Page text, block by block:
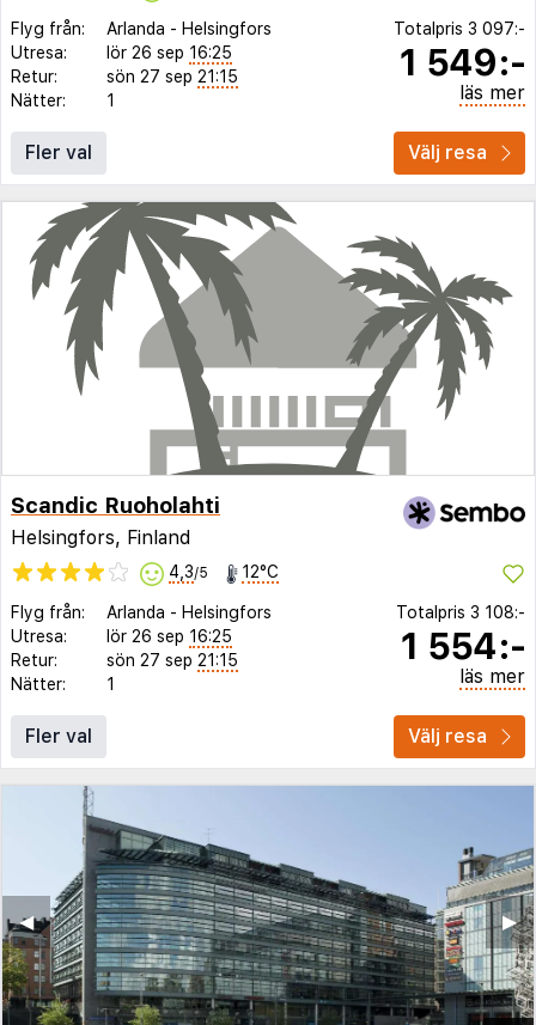
Flyg från: Arlanda - Helsingfors
Utresa:
lör 26 sep 16:25
Retur:
sön 27 sep 21:15
Nätter:
1
Totalpris 3 097:-
1 549:-
läs mer
Fler val Välj resa
Scandic Ruoholahti
Helsingfors, Finland
4,3/5 12°C
Flyg från: Arlanda - Helsingfors
Utresa:
lör 26 sep 16:25
Retur:
sön 27 sep 21:15
Nätter:
1
Totalpris 3 108:-
1 554:-
läs mer
Fler val Välj resa
▶︎
◀︎